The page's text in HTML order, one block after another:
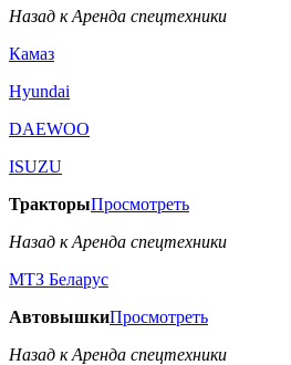
Назад к Аренда спецтехники
Камаз
Hyundai
DAEWOO
ISUZU
ТракторыПросмотреть
Назад к Аренда спецтехники
МТЗ Беларус
АвтовышкиПросмотреть
Назад к Аренда спецтехники